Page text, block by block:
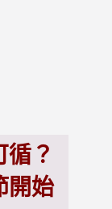
？
開始